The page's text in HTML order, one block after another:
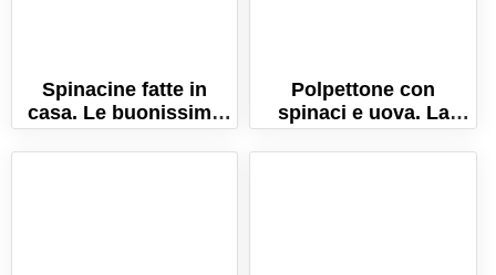
Spinacine fatte in
casa. Le buonissime
cotolette di pollo e
spinaci!
Polpettone con
spinaci e uova. La
ricetta per farlo
morbido e succoso!